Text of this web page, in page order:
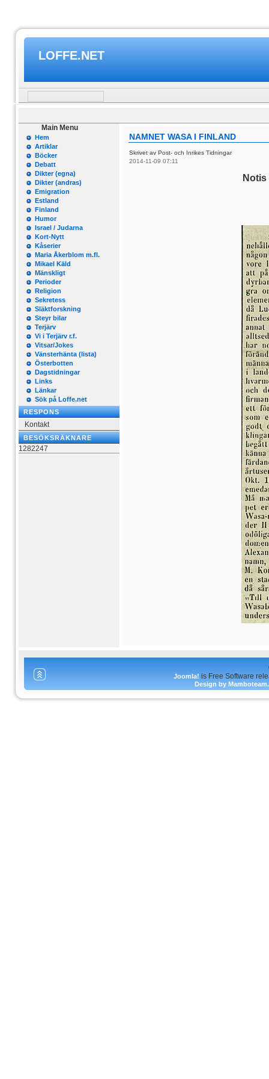
LOFFE.NET
Main Menu
Hem
Artiklar
Böcker
Debatt
Dikter (egna)
Dikter (andras)
Emigration
Estland
Finland
Humor
Israel / Judarna
Kort-Nytt
Kåserier
Maria Åkerblom m.fl.
Mikael Käld
Mänskligt
Perioder
Religion
Sekretess
Släktforskning
Steyr bilar
Terjärv
Vi i Terjärv r.f.
Vitsar/Jokes
Vänsterhänta (lista)
Österbotten
Dagstidningar
Links
Länkar
Sök på Loffe.net
RESPONS
Kontakt
BESÖKSRÄKNARE
1282247
NAMNET WASA I FINLAND
Skrivet av Post- och Inrikes Tidningar
2014-11-09 07:11
Joomla! is Free Software
Design by